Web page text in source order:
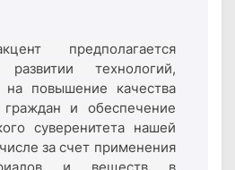
предполагается
технологий,
на повышение качества
и обеспечение
суверенитета нашей
за счет применения